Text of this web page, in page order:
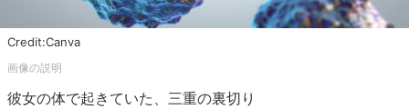
Credit:Canva
彼女の体で起きていた、三重の裏切り